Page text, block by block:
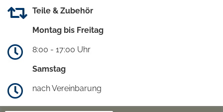
Teile & Zubehör
Montag bis Freitag
8:00 - 17:00 Uhr
Samstag
nach Vereinbarung